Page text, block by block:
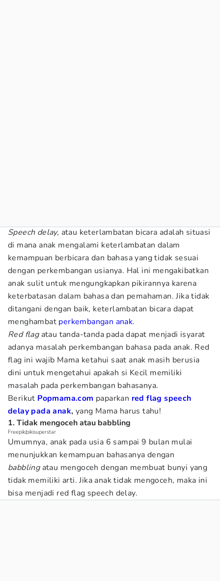
Speech delay, atau keterlambatan bicara adalah situasi
di mana anak mengalami keterlambatan dalam
kemampuan berbicara dan bahasa yang tidak sesuai
dengan perkembangan usianya. Hal ini mengakibatkan
anak sulit untuk mengungkapkan pikirannya karena
keterbatasan dalam bahasa dan pemahaman. Jika tidak
ditangani dengan baik, keterlambatan bicara dapat
menghambat perkembangan anak.
Red flagatau tanda-tanda pada dapat menjadi isyarat
adanya masalah perkembangan bahasa pada anak. Red
flag ini wajib Mama ketahui saat anak masih berusia
dini untuk mengetahui apakah si Kecil memiliki
masalah pada perkembangan bahasanya.
Berikut Popmama.com paparkan red flag speech
delay pada anak, yang Mama harus tahu!
1. Tidak mengoceh atau babbling
Freepik/pikisuperstar
Umumnya, anak pada usia 6 sampai 9 bulan mulai
menunjukkan kemampuan bahasanya dengan
babbling atau mengoceh dengan membuat bunyi yang
tidak memiliki arti. Jika anak tidak mengoceh, maka ini
bisa menjadi red flag speech delay.